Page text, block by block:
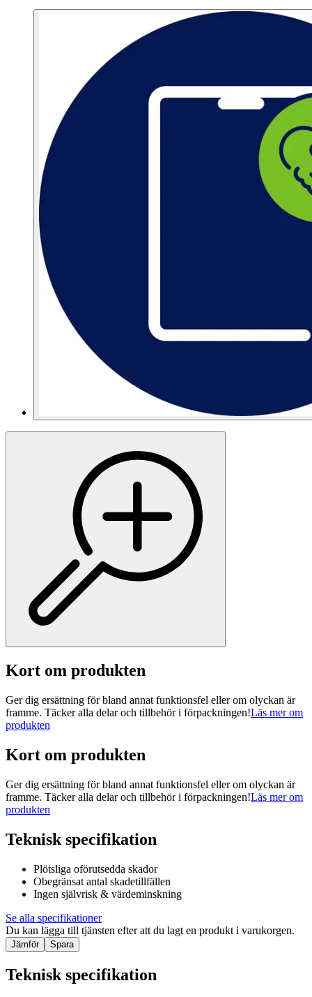
Kort om produkten
Ger dig ersättning för bland annat funktionsfel eller om olyckan är
framme. Täcker alla delar och tillbehör i förpackningen!Läs mer om
produkten
Kort om produkten
Ger dig ersättning för bland annat funktionsfel eller om olyckan är
framme. Täcker alla delar och tillbehör i förpackningen!Läs mer om
produkten
Teknisk specifikation
Plötsliga oförutsedda skador
Obegränsat antal skadetillfällen
Ingen självrisk & värdeminskning
Se alla specifikationer
Du kan lägga till tjänsten efter att du lagt en produkt i varukorgen.
Jämför Spara
Teknisk specifikation